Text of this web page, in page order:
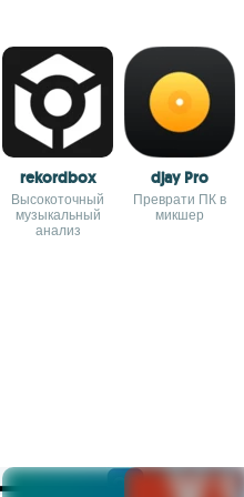
rekordbox
Высокоточный
музыкальный
анализ
djay Pro
Преврати ПК в
микшер